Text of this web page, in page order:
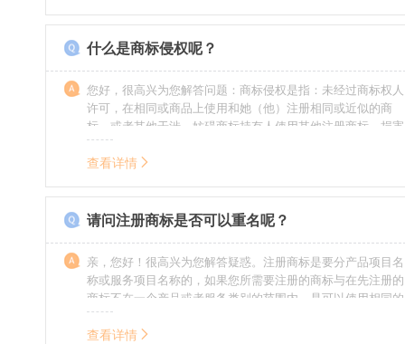
什么是商标侵权呢？
您好，很高兴为您解答问题：商标侵权是指：未经过商标权人
许可，在相同或商品上使用和她（他）注册相同或近似的商
标，或者其他干涉、妨碍商标持有人使用其他注册商标，损害
商标持有人合法权益的其他行为。侵权的人通常需要承担侵权
的责任，明知侵权的行为的人要承担赔偿的责任。情节严重
查看详情
请问注册商标是否可以重名呢？
亲，您好！很高兴为您解答疑惑。注册商标是要分产品项目名
称或服务项目名称的，如果您所需要注册的商标与在先注册的
商标不在一个产品或者服务类别的范围内，是可以使用相同的
名称的。希望我的回答能帮到您。
查看详情